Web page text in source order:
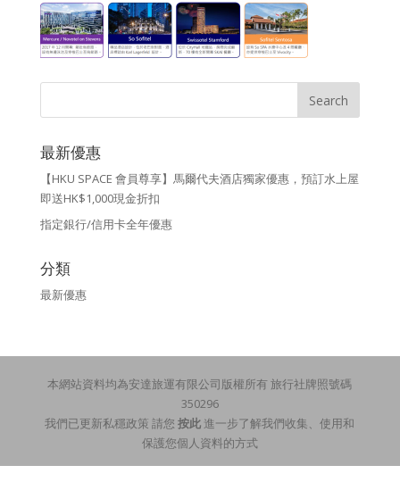
最新優惠
【HKU SPACE 會員尊享】馬爾代夫酒店獨家優惠，預訂水上屋
即送HK$1,000現金折扣
指定銀行/信用卡全年優惠
分類
最新優惠
本網站資料均為安達旅運有限公司版權所有 旅行社牌照號碼
350296
我們已更新私穩政策 請您按此 進一步了解我們收集、使用和
保護您個人資料的方式